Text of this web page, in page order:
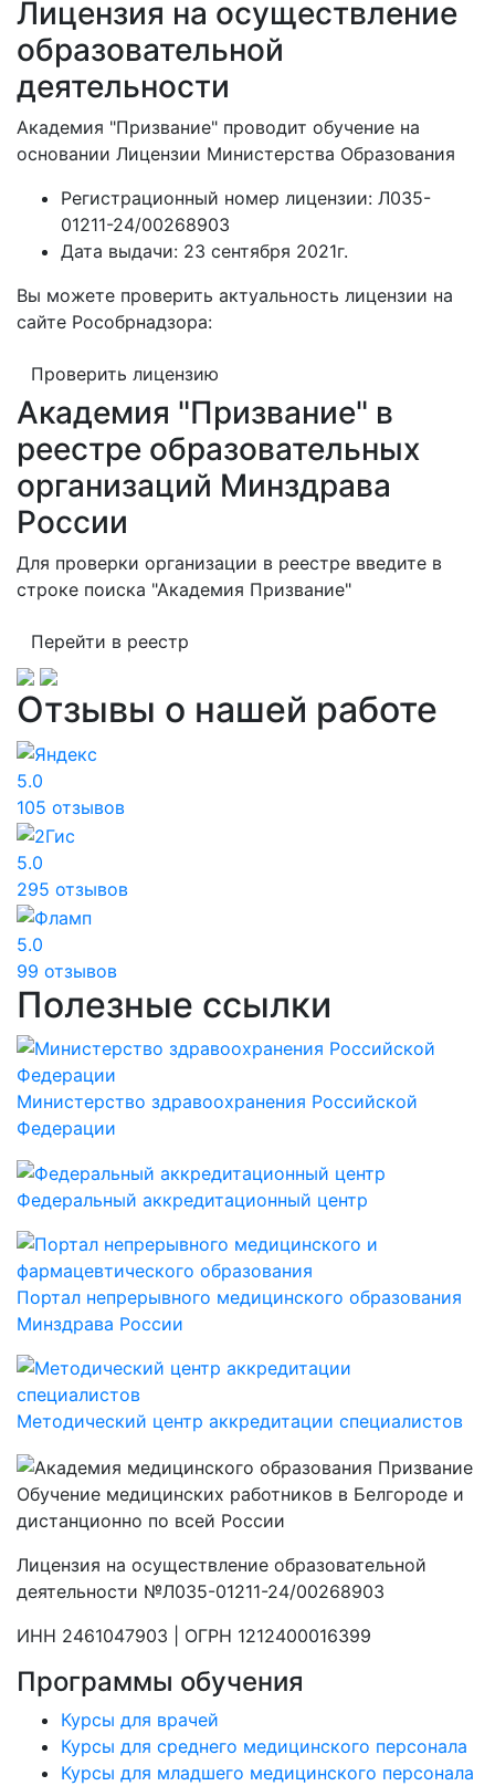
Лицензия на осуществление
образовательной
деятельности
Академия "Призвание" проводит обучение на
основании Лицензии Министерства Образования
Регистрационный номер лицензии: Л035-
01211-24/00268903
Дата выдачи: 23 сентября 2021г.
Вы можете проверить актуальность лицензии на
сайте Рособрнадзора:
Проверить лицензию
Академия "Призвание" в
реестре образовательных
организаций Минздрава
России
Для проверки организации в реестре введите в
строке поиска "Академия Призвание"
Перейти в реестр
Отзывы о нашей работе
5.0
105 отзывов
5.0
295 отзывов
5.0
99 отзывов
Полезные ссылки
Министерство здравоохранения Российской
Федерации
Федеральный аккредитационный центр
Портал непрерывного медицинского образования
Минздрава России
Методический центр аккредитации специалистов
Обучение медицинских работников в Белгороде и
дистанционно по всей России
Лицензия на осуществление образовательной
деятельности №Л035-01211-24/00268903
ИНН 2461047903 | ОГРН 1212400016399
Программы обучения
Курсы для врачей
Курсы для среднего медицинского персонала
Курсы для младшего медицинского персонала